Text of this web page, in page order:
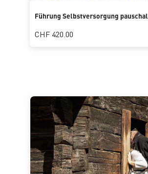
Führung Selbstversorgung pauschal
CHF 420.00